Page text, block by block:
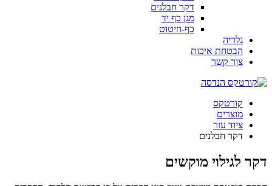
דקר חבלנים
מגן כף יד
כף-חיטוט
גלריה
הבטחת איכות
צור קשר
קורטקס
מוצרים
ציוד עזר
דקר חבלנים
דקר לגילוי מוקשים